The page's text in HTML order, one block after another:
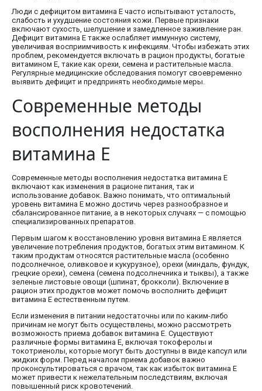
Люди с дефицитом витамина E часто испытывают усталость,
слабость и ухудшение состояния кожи. Первые признаки
включают сухость, шелушение и замедленное заживление ран.
Дефицит витамина E также ослабляет иммунную систему,
увеличивая восприимчивость к инфекциям. Чтобы избежать этих
проблем, рекомендуется включать в рацион продукты, богатые
витамином E, такие как орехи, семена и растительные масла.
Регулярные медицинские обследования помогут своевременно
выявить дефицит и предпринять необходимые меры.
Современные методы
восполнения недостатка
витамина E
Современные методы восполнения недостатка витамина E
включают как изменения в рационе питания, так и
использование добавок. Важно понимать, что оптимальный
уровень витамина E можно достичь через разнообразное и
сбалансированное питание, а в некоторых случаях — с помощью
специализированных препаратов.
Первым шагом к восстановлению уровня витамина E является
увеличение потребления продуктов, богатых этим витамином. К
таким продуктам относятся растительные масла (особенно
подсолнечное, оливковое и кукурузное), орехи (миндаль, фундук,
грецкие орехи), семена (семена подсолнечника и тыквы), а также
зеленые листовые овощи (шпинат, брокколи). Включение в
рацион этих продуктов может помочь восполнить дефицит
витамина E естественным путем.
Если изменения в питании недостаточны или по каким-либо
причинам не могут быть осуществлены, можно рассмотреть
возможность приема добавок витамина E. Существуют
различные формы витамина E, включая токоферолы и
токотриенолы, которые могут быть доступны в виде капсул или
жидких форм. Перед началом приема добавок важно
проконсультироваться с врачом, так как избыток витамина E
может привести к нежелательным последствиям, включая
повышенный риск кровотечений.